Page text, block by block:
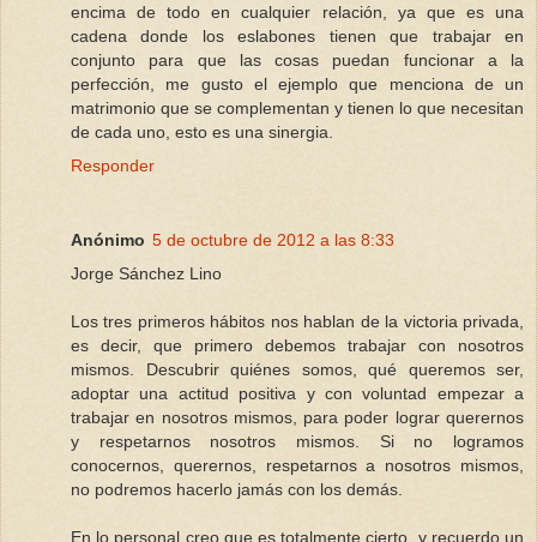
encima de todo en cualquier relación, ya que es una
cadena donde los eslabones tienen que trabajar en
conjunto para que las cosas puedan funcionar a la
perfección, me gusto el ejemplo que menciona de un
matrimonio que se complementan y tienen lo que necesitan
de cada uno, esto es una sinergia.
Responder
Anónimo 5 de octubre de 2012 a las 8:33
Jorge Sánchez Lino
Los tres primeros hábitos nos hablan de la victoria privada,
es decir, que primero debemos trabajar con nosotros
mismos. Descubrir quiénes somos, qué queremos ser,
adoptar una actitud positiva y con voluntad empezar a
trabajar en nosotros mismos, para poder lograr querernos
y respetarnos nosotros mismos. Si no logramos
conocernos, querernos, respetarnos a nosotros mismos,
no podremos hacerlo jamás con los demás.
En lo personal creo que es totalmente cierto, y recuerdo un